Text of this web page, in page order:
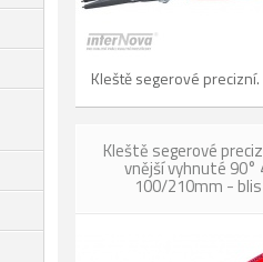
Kleště segerové precizní.
Kleště segerové
vnější vyhnuté 90°
100/210mm -